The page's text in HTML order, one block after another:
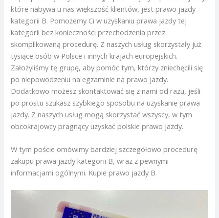
które nabywa u nas większość klientów, jest prawo jazdy
kategorii B. Pomożemy Ci w uzyskaniu prawa jazdy tej
kategorii bez konieczności przechodzenia przez
skomplikowaną procedurę. Z naszych usług skorzystały już
tysiące osób w Polsce i innych krajach europejskich.
Założyliśmy tę grupę, aby pomóc tym, którzy zniechęcili się
po niepowodzeniu na egzaminie na prawo jazdy.
Dodatkowo możesz skontaktować się z nami od razu, jeśli
po prostu szukasz szybkiego sposobu na uzyskanie prawa
jazdy. Z naszych usług mogą skorzystać wszyscy, w tym
obcokrajowcy pragnący uzyskać polskie prawo jazdy.
W tym poście omówimy bardziej szczegółowo procedurę
zakupu prawa jazdy kategorii B, wraz z pewnymi
informacjami ogólnymi. Kupie prawo jazdy B.